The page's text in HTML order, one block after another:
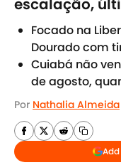
escalação,
Focado na
Dourado com
Cuiabá não
de agosto,
Por Nathalia Almeida